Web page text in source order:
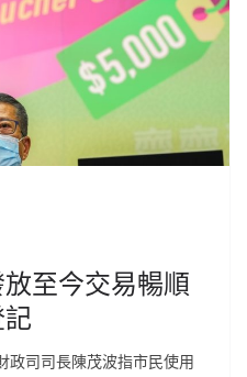
至今交易暢順
政司司長陳茂波指市民使用